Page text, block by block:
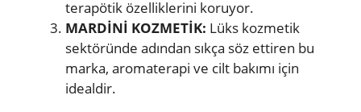
terapötik özelliklerini koruyor.
MARDİNİ KOZMETİK: Lüks kozmetik
sektöründe adından sıkça söz ettiren bu
marka, aromaterapi ve cilt bakımı için
idealdir.